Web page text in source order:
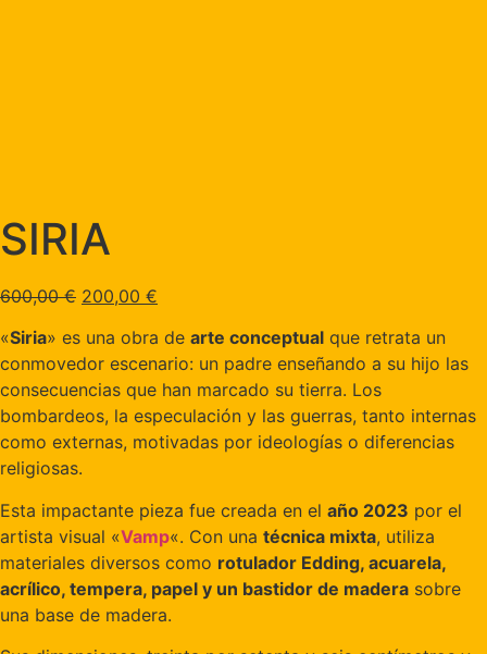
SIRIA
600,00€ 200,00 €
«Siria» es una obra de arte conceptual que retrata un
conmovedor escenario: un padre enseñando a su hijo las
consecuencias que han marcado su tierra. Los
bombardeos, la especulación y las guerras, tanto internas
como externas, motivadas por ideologías o diferencias
religiosas.
Esta impactante pieza fue creada en el año 2023 por el
artista visual «Vamp«. Con una técnica mixta, utiliza
materiales diversos como rotulador Edding, acuarela,
acrílico, tempera, papel y un bastidor de madera sobre
una base de madera.